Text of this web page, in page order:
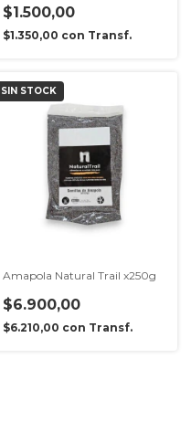
$1.500,00
$1.350,00 con Transf.
SIN STOCK
Amapola Natural Trail x250g
$6.900,00
$6.210,00 con Transf.